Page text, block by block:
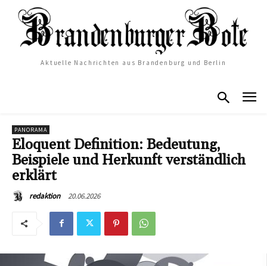
Aktuelle Nachrichten aus Brandenburg und Berlin
PANORAMA
Eloquent Definition: Bedeutung,
Beispiele und Herkunft verständlich
erklärt
redaktion 20.06.2026